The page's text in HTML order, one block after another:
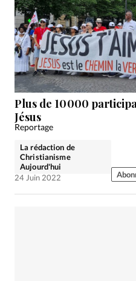
Plus de 10 000
Jésus
Reportage
La rédaction de
Christianisme
Aujourd'hui
24 Juin 2022